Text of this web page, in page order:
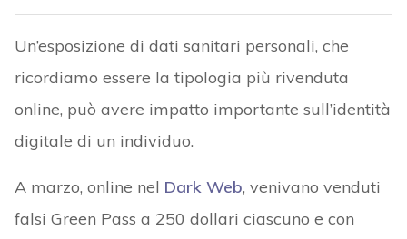
Un’esposizione di dati sanitari personali, che
ricordiamo essere la tipologia più rivenduta
online, può avere impatto importante sull’identità
digitale di un individuo.
A marzo, online nel Dark Web, venivano venduti
falsi Green Pass a 250 dollari ciascuno e con